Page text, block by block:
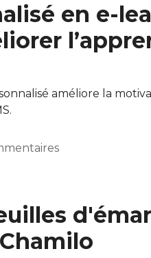
en e-
levier puissant pour
améliore la